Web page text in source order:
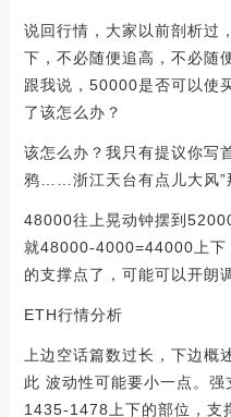
说回行情，大家以前剖析过
下，不必随便追高，不必随
跟我说，50000是否可以使
了该怎么办？
该怎么办？我只有提议你写
鸦……浙江天台有点儿大风”
48000往上晃动钟摆到
就48000-4000=44000上下
的支撑点了，可能可以开朗
ETH行情分析
上边空话篇数过长，下边概
此 波动性可能要小一点。
1435-1478上下的部位，支